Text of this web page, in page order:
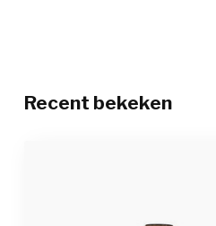
Recent bekeken